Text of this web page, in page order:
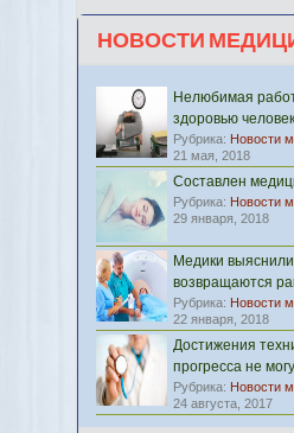
НОВОСТИ
Нелюбимая
здоровью
Рубрика: Новости
21 мая, 2018
Составлен
Рубрика: Новости
29 января, 2018
Медики
возвращаются
Рубрика: Новости
22 января, 2018
Достижения
прогресса не
Рубрика: Новости
24 августа, 2017